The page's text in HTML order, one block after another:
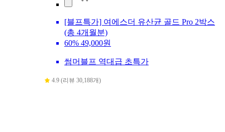
[블프특가] 여에스더 유산균 골드 Pro 2박스
(총 4개월분)
60% 49,000원
썸머블프 역대급 초특가
4.9 (리뷰 30,188개)